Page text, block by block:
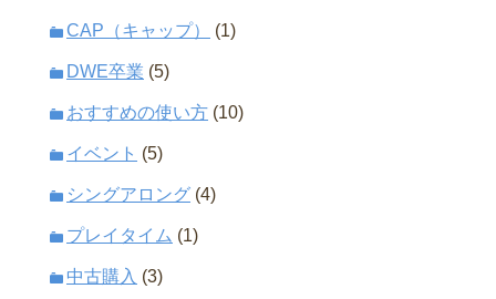
CAP（キャップ） (1)
DWE卒業 (5)
おすすめの使い方 (10)
イベント (5)
シングアロング (4)
プレイタイム (1)
中古購入 (3)